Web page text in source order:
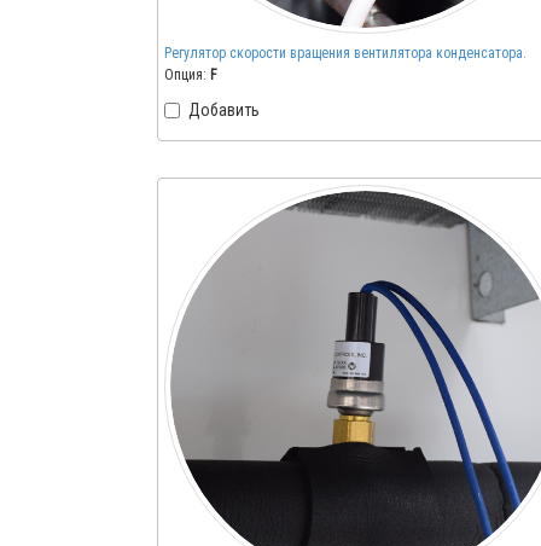
Регулятор скорости вращения вентилятора конденсатора.
Опция: F
Добавить